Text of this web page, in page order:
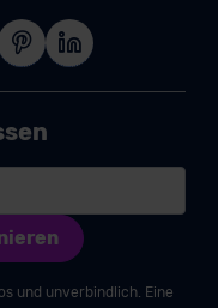
und unverbindlich. Eine